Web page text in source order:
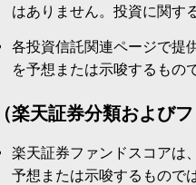
はありません。投資に関す
各投資信託関連ページで提
を予想または示唆するもの
（楽天証券分類および
楽天証券ファンドスコアは
予想または示唆するもので